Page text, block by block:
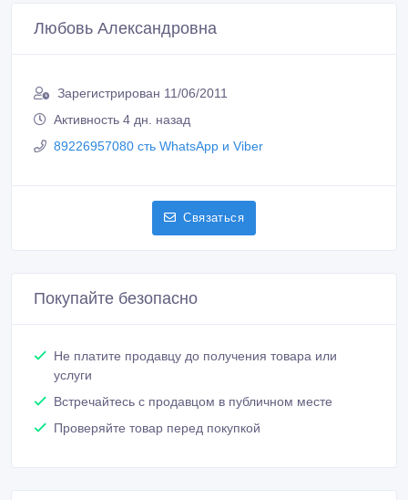
Любовь Александровна
Зарегистрирован 11/06/2011
Активность 4 дн. назад
89226957080 сть WhatsApp и Viber
Связаться
Покупайте безопасно
Не платите продавцу до получения товара или
услуги
Встречайтесь с продавцом в публичном месте
Проверяйте товар перед покупкой